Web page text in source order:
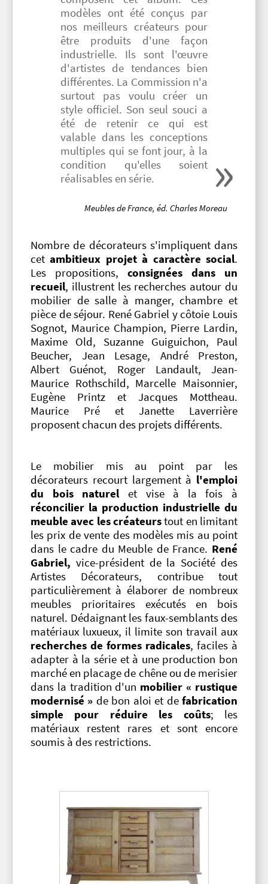
modèles ont été conçus par
nos meilleurs créateurs pour
être produits d'une façon
industrielle. Ils sont l'œuvre
d'artistes de tendances bien
différentes. La Commission n'a
surtout pas voulu créer un
style officiel. Son seul souci a
été de retenir ce qui est
valable dans les conceptions
multiples qui se font jour, à la
condition qu'elles soient
réalisables en série.
Meubles de France, éd. Charles Moreau
Nombre de décorateurs s'impliquent dans
cetambitieux projet à caractère social.
Les propositions, consignées dans un
recueil, illustrent les recherches autour du
mobilier de salle à manger, chambre et
pièce de séjour. René Gabriel y côtoie Louis
Sognot, Maurice Champion, Pierre Lardin,
Maxime Old, Suzanne Guiguichon, Paul
Beucher, Jean Lesage, André Preston,
Albert Guénot, Roger Landault, Jean-
Maurice Rothschild, Marcelle Maisonnier,
Eugène Printz et Jacques Mottheau.
Maurice Pré et Janette Laverrière
proposent chacun des projets différents.
Le mobilier mis au point par les
décorateurs recourt largement à l'emploi
du bois naturel et vise à la fois à
réconcilier la production industrielle du
meuble avec les créateurstout en limitant
les prix de vente des modèles mis au point
dans le cadre du Meuble de France. René
Gabriel, vice-président de la Société des
Artistes Décorateurs, contribue tout
particulièrement à élaborer de nombreux
meubles prioritaires exécutés en bois
naturel. Dédaignant les faux-semblants des
matériaux luxueux, il limite son travail aux
recherches de formes radicales, faciles à
adapter à la série et à une production bon
marché en placage de chêne ou de merisier
dans la tradition d'un mobilier « rustique
modernisé » de bon aloi et defabrication
simple pour réduire les coûts; les
matériaux restent rares et sont encore
soumis à des restrictions.